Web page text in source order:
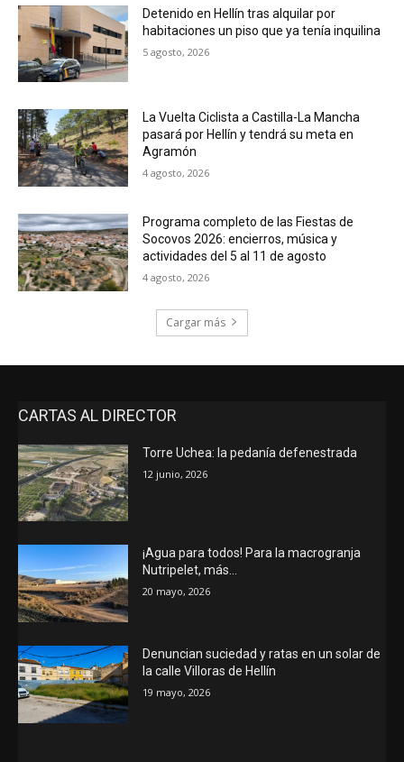
Detenido en Hellín tras alquilar por
habitaciones un piso que ya tenía inquilina
5 agosto, 2026
La Vuelta Ciclista a Castilla-La Mancha
pasará por Hellín y tendrá su meta en
Agramón
4 agosto, 2026
Programa completo de las Fiestas de
Socovos 2026: encierros, música y
actividades del 5 al 11 de agosto
4 agosto, 2026
Cargar más
CARTAS AL DIRECTOR
Torre Uchea: la pedanía defenestrada
12 junio, 2026
¡Agua para todos! Para la macrogranja
Nutripelet, más…
20 mayo, 2026
Denuncian suciedad y ratas en un solar de
la calle Villoras de Hellín
19 mayo, 2026